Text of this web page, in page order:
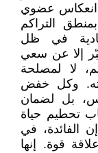
انعكاس عضوي
التراكم
في ظل
إلا عن سعي
لا لمصلحة
وكل خفض
بل لضمان
تحطيم حياة
الفائدة، في
قوة. إنها